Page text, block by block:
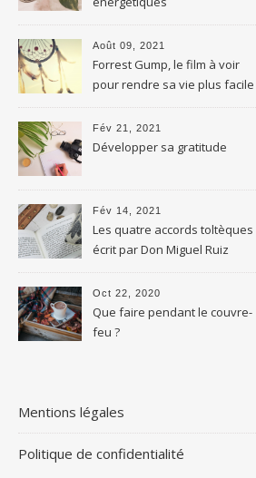
Août 09, 2021
Forrest Gump, le film à voir
pour rendre sa vie plus facile
Fév 21, 2021
Développer sa gratitude
Fév 14, 2021
Les quatre accords toltèques
écrit par Don Miguel Ruiz
Oct 22, 2020
Que faire pendant le couvre-
feu ?
Mentions légales
Politique de confidentialité